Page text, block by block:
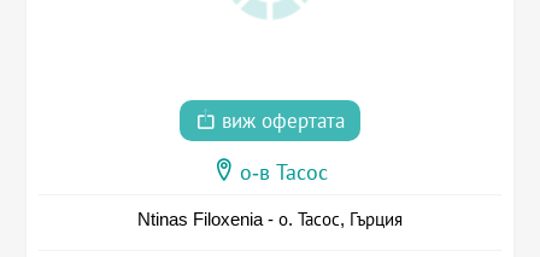
виж офертата
о-в Тасос
Ntinas Filoxenia - о. Тасос, Гърция